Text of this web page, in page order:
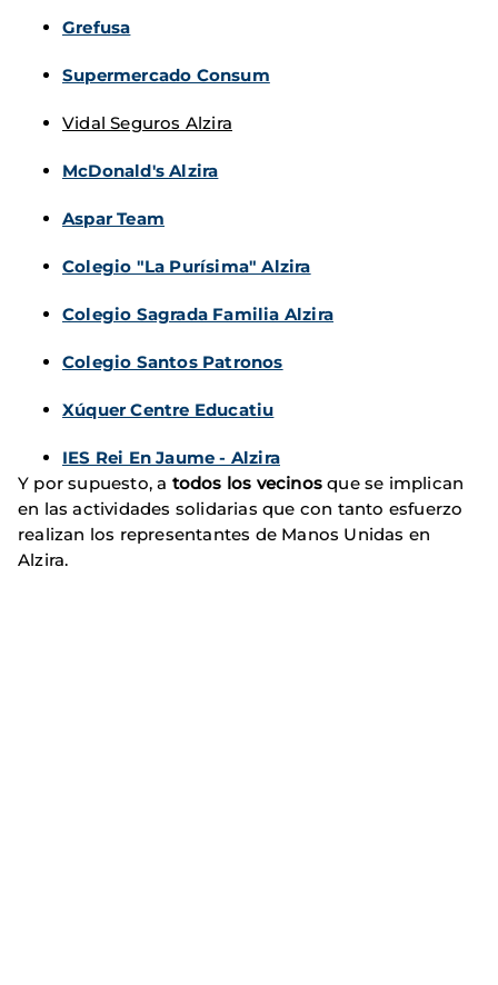
Grefusa
Supermercado Consum
Vidal Seguros Alzira
McDonald's Alzira
Aspar Team
Colegio "La Purísima" Alzira
Colegio Sagrada Familia Alzira
Colegio Santos Patronos
Xúquer Centre Educatiu
IES Rei En Jaume - Alzira
Y por supuesto, a todos los vecinos que se implican
en las actividades solidarias que con tanto esfuerzo
realizan los representantes de Manos Unidas en
Alzira.